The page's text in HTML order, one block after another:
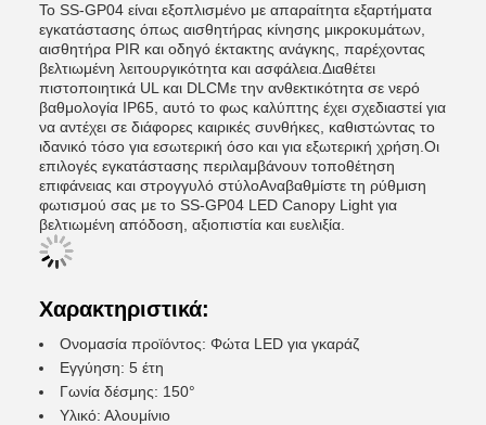
Το SS-GP04 είναι εξοπλισμένο με απαραίτητα εξαρτήματα
εγκατάστασης όπως αισθητήρας κίνησης μικροκυμάτων,
αισθητήρα PIR και οδηγό έκτακτης ανάγκης, παρέχοντας
βελτιωμένη λειτουργικότητα και ασφάλεια.Διαθέτει
πιστοποιητικά UL και DLCΜε την ανθεκτικότητα σε νερό
βαθμολογία IP65, αυτό το φως καλύπτης έχει σχεδιαστεί για
να αντέχει σε διάφορες καιρικές συνθήκες, καθιστώντας το
ιδανικό τόσο για εσωτερική όσο και για εξωτερική χρήση.Οι
επιλογές εγκατάστασης περιλαμβάνουν τοποθέτηση
επιφάνειας και στρογγυλό στύλοΑναβαθμίστε τη ρύθμιση
φωτισμού σας με το SS-GP04 LED Canopy Light για
βελτιωμένη απόδοση, αξιοπιστία και ευελιξία.
Χαρακτηριστικά:
Ονομασία προϊόντος: Φώτα LED για γκαράζ
Εγγύηση: 5 έτη
Γωνία δέσμης: 150°
Υλικό: Αλουμίνιο